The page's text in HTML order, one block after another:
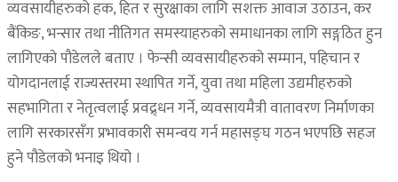
व्यवसायीहरुको हक, हित र सुरक्षाका लागि सशक्त आवाज उठाउन, कर
बैंकिङ, भन्सार तथा नीतिगत समस्याहरुको समाधानका लागि सङ्गठित हुन
लागिएको पौडेलले बताए । फेन्सी व्यवसायीहरुको सम्मान, पहिचान र
योगदानलाई राज्यस्तरमा स्थापित गर्ने, युवा तथा महिला उद्यमीहरुको
सहभागिता र नेतृत्वलाई प्रवद्र्धन गर्ने, व्यवसायमैत्री वातावरण निर्माणका
लागि सरकारसँग प्रभावकारी समन्वय गर्न महासङ्घ गठन भएपछि सहज
हुने पौडेलको भनाइ थियो ।